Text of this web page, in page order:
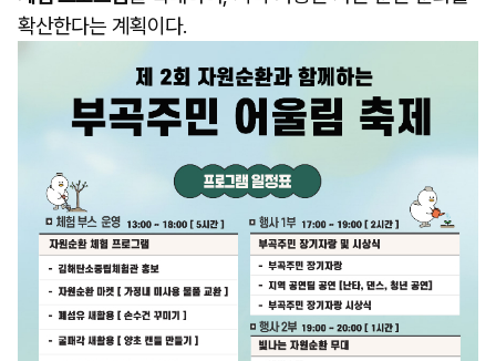
확산한다는 계획이다.